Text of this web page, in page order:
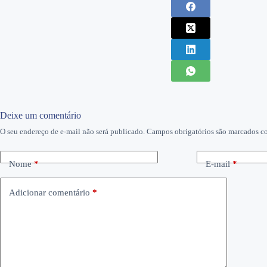
Deixe um comentário
O seu endereço de e-mail não será publicado. Campos obrigatórios são marcados
Nome* E-mail*
Adicionar comentário *